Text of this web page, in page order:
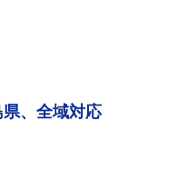
、全域対応